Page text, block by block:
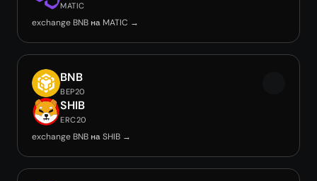
MATIC
exchange BNB на MATIC →
BNB
BEP20
SHIB
ERC20
exchange BNB на SHIB →